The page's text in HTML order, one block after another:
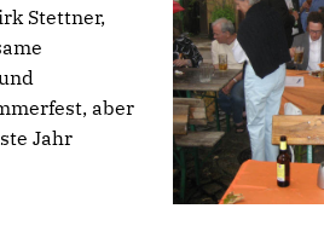
Stettner,
aber
Jahr